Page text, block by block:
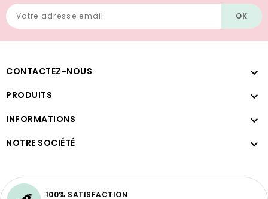
CONTACTEZ-NOUS 
PRODUITS 
INFORMATIONS 
NOTRE SOCIÉTÉ 
100% SATISFACTION